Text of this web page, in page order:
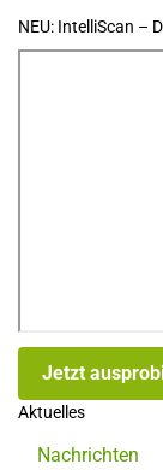
NEU: IntelliScan –
Jetzt
Aktuelles
Nachrichten